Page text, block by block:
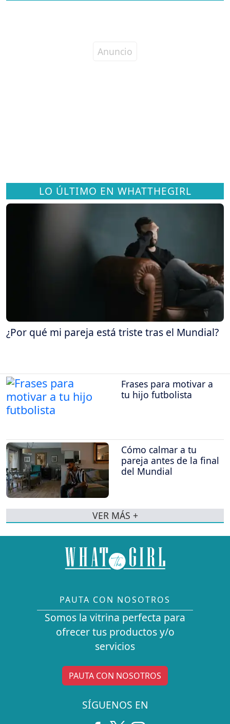
LO ÚLTIMO EN WHATTHEGIRL
¿Por qué mi pareja está triste tras el Mundial?
Frases para motivar a
tu hijo futbolista
Cómo calmar a tu
pareja antes de la final
del Mundial
VER MÁS +
PAUTA CON NOSOTROS
Somos la vitrina perfecta para
ofrecer tus productos y/o
servicios
PAUTA CON NOSOTROS
SÍGUENOS EN